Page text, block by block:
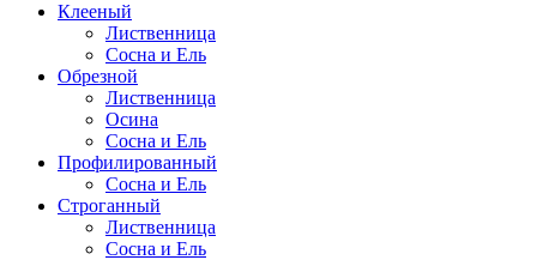
Клееный
Лиственница
Сосна и Ель
Обрезной
Лиственница
Осина
Сосна и Ель
Профилированный
Сосна и Ель
Строганный
Лиственница
Сосна и Ель